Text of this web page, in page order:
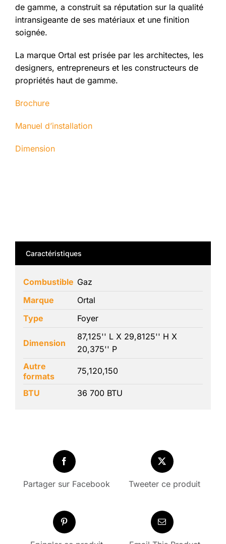
de gamme, a construit sa réputation sur la qualité
intransigeante de ses matériaux et une finition
soignée.
La marque Ortal est prisée par les architectes, les
designers, entrepreneurs et les constructeurs de
propriétés haut de gamme.
Brochure
Manuel d’installation
Dimension
Caractéristiques
Combustible Gaz
Marque
Ortal
Type
Foyer
Dimension
87,125'' L X 29,8125'' H X
20,375'' P
Autre
formats
75,120,150
BTU 36 700 BTU
Partager sur Facebook Tweeter ce produit